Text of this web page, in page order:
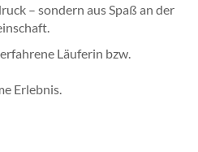
– sondern aus Spaß an der
Läuferin bzw.
Erlebnis.